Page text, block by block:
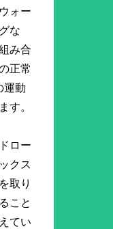
ォー
な
み合
正常
運動
す。
ロー
クス
取り
こと
てい